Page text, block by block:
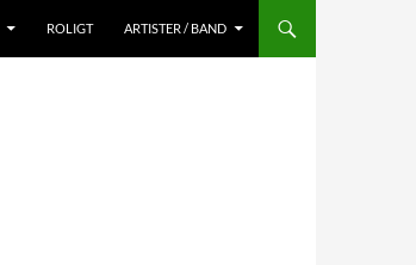
ROLIGT ARTISTER / BAND